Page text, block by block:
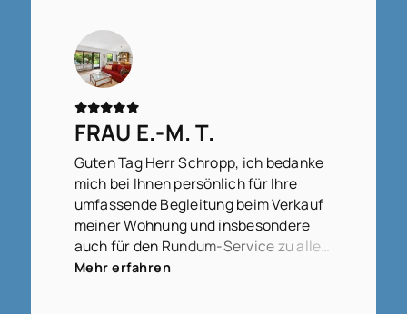
FRAU E.-M. T.
Guten Tag Herr Schropp, ich bedanke
mich bei Ihnen persönlich für Ihre
umfassende Begleitung beim Verkauf
meiner Wohnung und insbesondere
auch für den Rundum-Service zu allen
Fragen, die zwischendurch
Mehr erfahren